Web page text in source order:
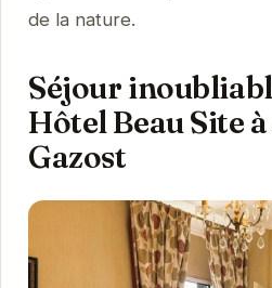
de la nature.
Séjour
Hôtel Beau Site
Gazost